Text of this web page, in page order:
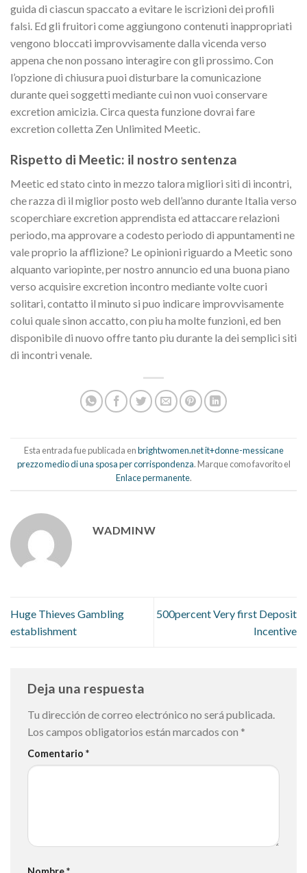
guida di ciascun spaccato a evitare le iscrizioni dei profili
falsi. Ed gli fruitori come aggiungono contenuti inappropriati
vengono bloccati improvvisamente dalla vicenda verso
appena che non possano interagire con gli prossimo. Con
l’opzione di chiusura puoi disturbare la comunicazione
durante quei soggetti mediante cui non vuoi conservare
excretion amicizia. Circa questa funzione dovrai fare
excretion colletta Zen Unlimited Meetic.
Rispetto di Meetic: il nostro sentenza
Meetic ed stato cinto in mezzo talora migliori siti di incontri,
che razza di il miglior posto web dell’anno durante Italia verso
scoperchiare excretion apprendista ed attaccare relazioni
periodo, ma approvare a codesto periodo di appuntamenti ne
vale proprio la afflizione? Le opinioni riguardo a Meetic sono
alquanto variopinte, per nostro annuncio ed una buona piano
verso acquisire excretion incontro mediante volte cuori
solitari, contatto il minuto si puo indicare improvvisamente
colui quale sinon accatto, con piu ha molte funzioni, ed ben
disponibile di nuovo offre tanto piu durante la dei semplici siti
di incontri venale.
Esta entrada fue publicada enbrightwomen.net it+donne-messicane
prezzo medio di una sposa per corrispondenza. Marque como favorito el
Enlace permanente.
WADMINW
Huge Thieves Gambling
establishment
500percent Very first Deposit
Incentive
Deja una respuesta
Tu dirección de correo electrónico no será publicada.
Los campos obligatorios están marcados con *
Comentario *